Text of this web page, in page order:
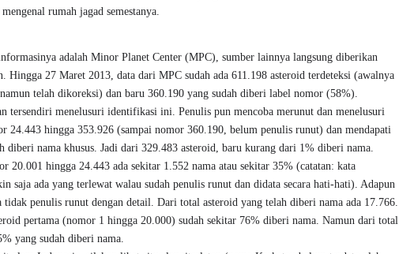
rumah jagad semestanya.
adalah Minor Planet Center (MPC), sumber lainnya langsung diberikan
Hingga 27 Maret 2013, data dari MPC sudah ada 611.198 asteroid terdeteksi (awalnya
telah dikoreksi) dan baru 360.190 yang sudah diberi label nomor (58%).
tersendiri menelusuri identifikasi ini. Penulis pun mencoba merunut dan menelusuri
24.443 hingga 353.926 (sampai nomor 360.190, belum penulis runut) dan mendapati
diberi nama khusus. Jadi dari 329.483 asteroid, baru kurang dari 1% diberi nama.
20.001 hingga 24.443 ada sekitar 1.552 nama atau sekitar 35% (catatan: kata
saja ada yang terlewat walau sudah penulis runut dan didata secara hati-hati). Adapun
tidak penulis runut dengan detail. Dari total asteroid yang telah diberi nama ada 17.766.
pertama (nomor 1 hingga 20.000) sudah sekitar 76% diberi nama. Namun dari total
yang sudah diberi nama.